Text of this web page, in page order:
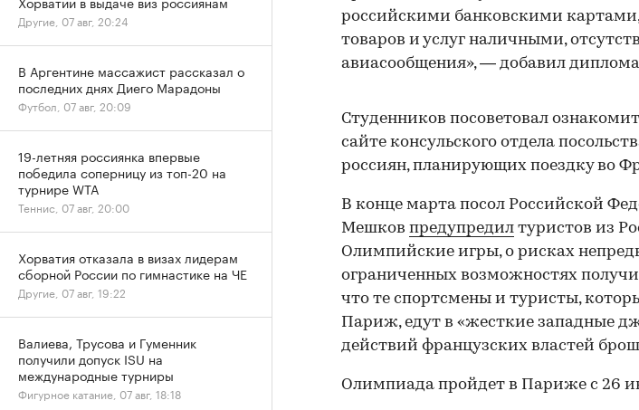
российскими банковскими
товаров и услуг наличными,
авиасообщения», — добавил
Студенников посоветовал
сайте консульского отдела
россиян, планирующих поездку во
В конце марта посол Российской
Мешков предупредил туристов из
Олимпийские игры, о рисках
ограниченных возможностях
что те спортсмены и туристы,
Париж, едут в «жесткие западные
действий французских властей
Олимпиада пройдет в Париже с 26
Другие, 07 авг, 20:24
В Аргентине массажист рассказал о
последних днях Диего Марадоны
Футбол, 07 авг, 20:09
19-летняя россиянка впервые
победила соперницу из топ-20 на
турнире WTA
Теннис, 07 авг, 20:00
Хорватия отказала в визах лидерам
сборной России по гимнастике на ЧЕ
Другие, 07 авг, 19:22
Валиева, Трусова и Гуменник
получили допуск ISU на
международные турниры
Фигурное катание, 07 авг, 18:18